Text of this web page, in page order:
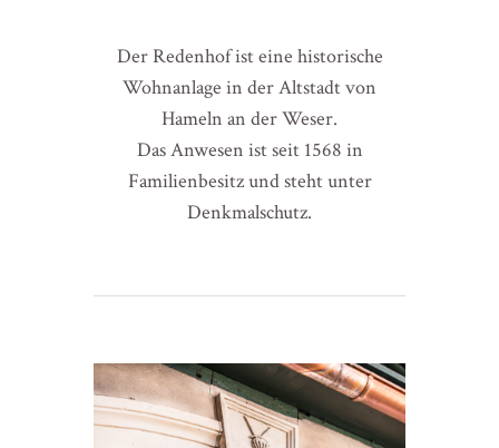
Der Redenhof ist eine historische
Wohnanlage in der Altstadt von
Hameln an der Weser.
Das Anwesen ist seit 1568 in
Familienbesitz und steht unter
Denkmalschutz.